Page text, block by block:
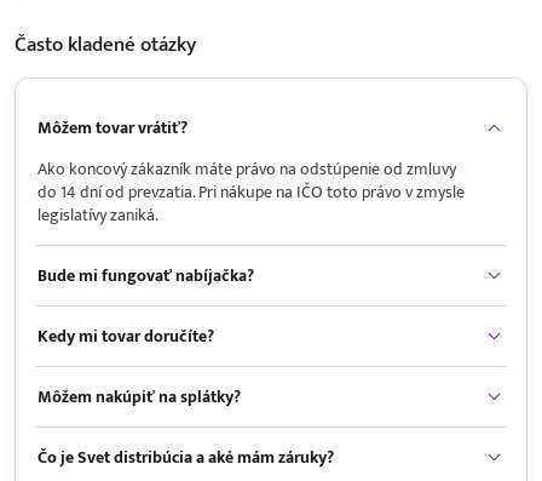
Často kladenéotázky
Môžem tovar vrátiť?
Ako koncový zákazník máte právo na odstúpenie od zmluvy
do 14 dní od prevzatia. Pri nákupe na IČO toto právo v zmysle
legislatívy zaniká.
Bude mi fungovať nabíjačka?
Kedy mi tovar doručíte?
Môžem nakúpiť na splátky?
Čo je Svet distribúcia a aké mám záruky?